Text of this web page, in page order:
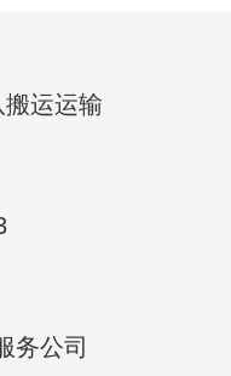
运运输
务公司